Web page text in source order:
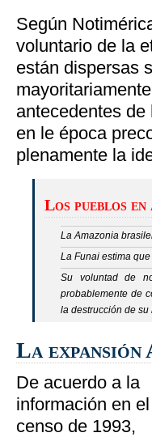
Según
voluntario de la
están dispersas
antecedentes
en le época
plenamente la
Los pueblos
La Amazonia
La Funai estima
Su voluntad de
probablemente de
la destrucción de su
La expansión
De acuerdo a la
información en el
censo de 1993,